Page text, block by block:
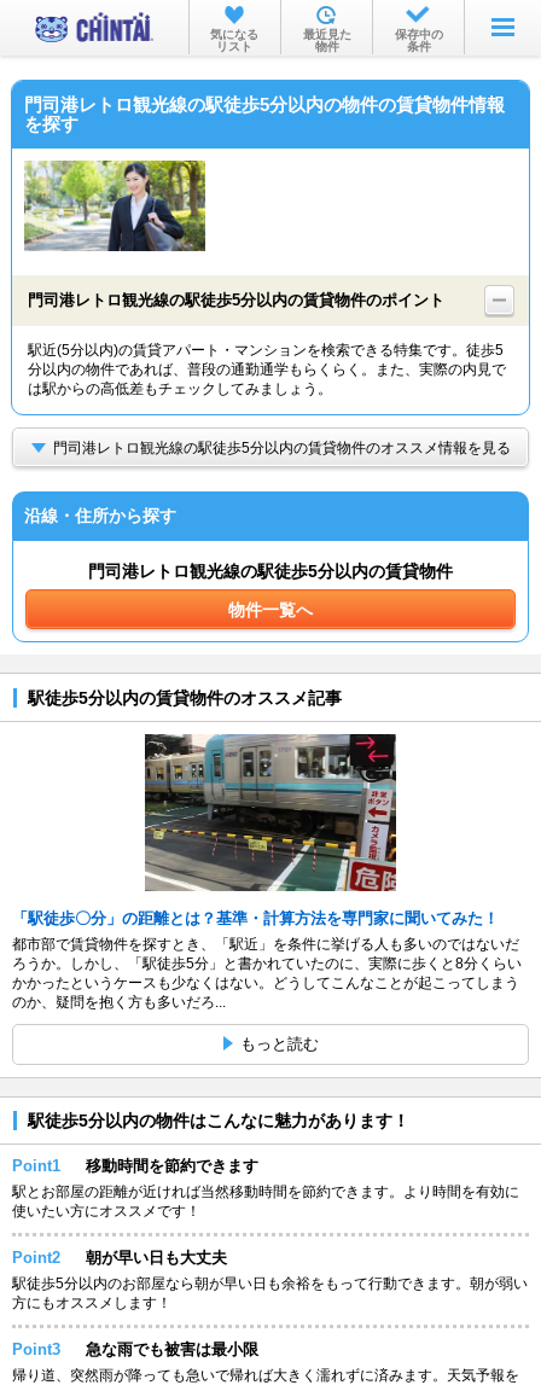
お部屋を探す
沿線・駅から
不動産会社から
TOP
気になる
リスト
最近見た
物件
保存中の
条件
門司港レトロ観光線の駅徒歩5分以内の物件の賃貸物件情報
を探す
門司港レトロ観光線の駅徒歩5分以内の賃貸物件のポイント
駅近(5分以内)の賃貸アパート・マンションを検索できる特集です。徒歩5
分以内の物件であれば、普段の通勤通学もらくらく。また、実際の内見で
は駅からの高低差もチェックしてみましょう。
門司港レトロ観光線の駅徒歩5分以内の賃貸物件のオススメ情報を見る
沿線・住所から探す
門司港レトロ観光線の駅徒歩5分以内の賃貸物件
物件一覧へ
駅徒歩5分以内の賃貸物件のオススメ記事
「駅徒歩〇分」の距離とは？基準・計算方法を専門家に聞いてみた！
都市部で賃貸物件を探すとき、「駅近」を条件に挙げる人も多いのではないだ
ろうか。しかし、「駅徒歩5分」と書かれていたのに、実際に歩くと8分くらい
かかったというケースも少なくはない。どうしてこんなことが起こってしまう
のか、疑問を抱く方も多いだろ...
もっと読む
駅徒歩5分以内の物件はこんなに魅力があります！
Point1 移動時間を節約できます
駅とお部屋の距離が近ければ当然移動時間を節約できます。より時間を有効に
使いたい方にオススメです！
Point2 朝が早い日も大丈夫
駅徒歩5分以内のお部屋なら朝が早い日も余裕をもって行動できます。朝が弱い
方にもオススメします！
Point3 急な雨でも被害は最小限
帰り道、突然雨が降っても急いで帰れば大きく濡れずに済みます。天気予報を